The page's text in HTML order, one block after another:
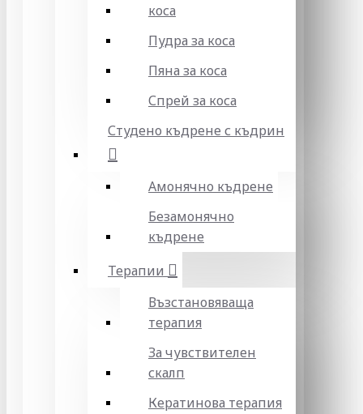
коса
Пудра за коса
Пяна за коса
Спрей за коса
Студено къдрене с къдрин
Амонячно къдрене
Безамонячно
къдрене
Терапии
Възстановяваща
терапия
За чувствителен
скалп
Кератинова терапия